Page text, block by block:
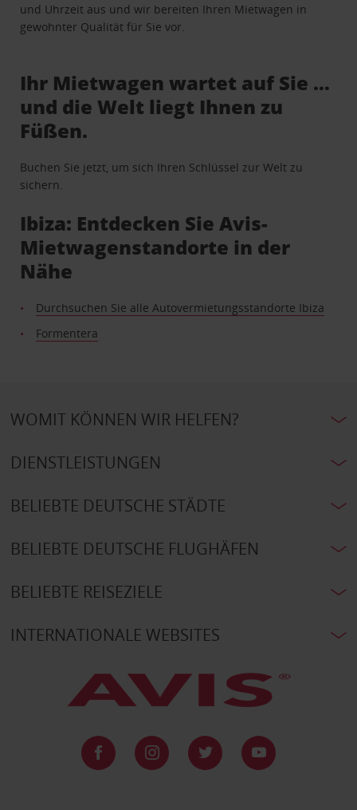
und Uhrzeit aus und wir bereiten Ihren Mietwagen in
gewohnter Qualität für Sie vor.
Ihr Mietwagen wartet auf Sie …
und die Welt liegt Ihnen zu
Füßen.
Buchen Sie jetzt, um sich Ihren Schlüssel zur Welt zu
sichern.
Ibiza: Entdecken Sie Avis-
Mietwagenstandorte in der
Nähe
Durchsuchen Sie alle Autovermietungsstandorte Ibiza
Formentera
WOMIT KÖNNEN WIR HELFEN?
DIENSTLEISTUNGEN
BELIEBTE DEUTSCHE STÄDTE
BELIEBTE DEUTSCHE FLUGHÄFEN
BELIEBTE REISEZIELE
INTERNATIONALE WEBSITES